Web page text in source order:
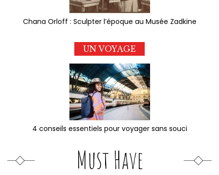
Chana Orloff : Sculpter l’époque au Musée Zadkine
UN VOYAGE
4 conseils essentiels pour voyager sans souci
Must Have